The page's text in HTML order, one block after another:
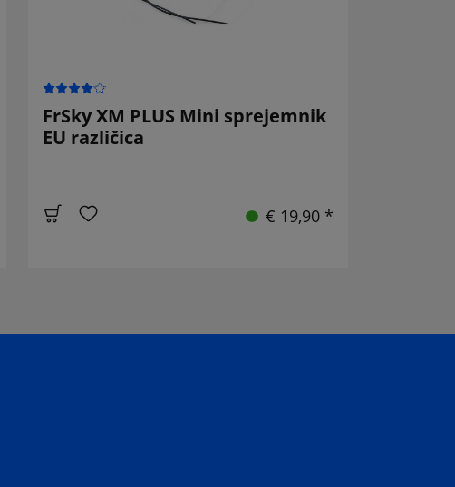
FrSky XM PLUS Mini sprejemnik
EU različica
€ 19,90 *